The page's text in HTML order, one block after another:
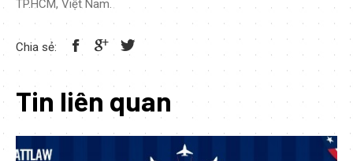
TP.HCM, Việt Nam.
Chia sẻ:
Tin liên quan